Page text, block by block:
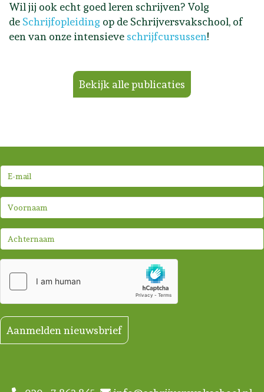
Wil jij ook echt goed leren schrijven? Volg
de Schrijfopleiding op de Schrijversvakschool, of
een van onze intensieve schrijfcursussen!
Bekijk alle publicaties
Aanmelden nieuwsbrief